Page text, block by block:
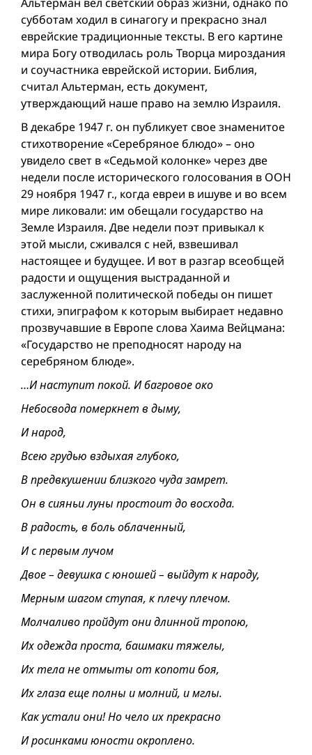
субботам ходил в синагогу и прекрасно знал
еврейские традиционные тексты. В его картине
мира Богу отводилась роль Творца мироздания
и соучастника еврейской истории. Библия,
считал Альтерман, есть документ,
утверждающий наше право на землю Израиля.
В декабре 1947 г. он публикует свое знаменитое
стихотворение «Серебряное блюдо» – оно
увидело свет в «Седьмой колонке» через две
недели после исторического голосования в ООН
29 ноября 1947 г., когда евреи в ишуве и во всем
мире ликовали: им обещали государство на
Земле Израиля. Две недели поэт привыкал к
этой мысли, сживался с ней, взвешивал
настоящее и будущее. И вот в разгар всеобщей
радости и ощущения выстраданной и
заслуженной политической победы он пишет
стихи, эпиграфом к которым выбирает недавно
прозвучавшие в Европе слова Хаима Вейцмана:
«Государство не преподносят народу на
серебряном блюде».
…И наступит покой. И багровое око
Небосвода померкнет в дыму,
И народ,
Всею грудью вздыхая глубоко,
В предвкушении близкого чуда замрет.
Он в сияньи луны простоит до восхода.
В радость, в боль облаченный,
И с первым лучом
Двое – девушка с юношей – выйдут к народу,
Мерным шагом ступая, к плечу плечом.
Молчаливо пройдут они длинной тропою,
Их одежда проста, башмаки тяжелы,
Их тела не отмыты от копоти боя,
Их глаза еще полны и молний, и мглы.
Как устали они! Но чело их прекрасно
И росинками юности окроплено.